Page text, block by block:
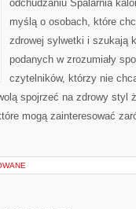
odchudzaniu Spalarnia
myślą o osobach, które
zdrowej sylwetki i szukają
podanych w zrozumiały
czytelników, którzy nie
spojrzeć na zdrowy styl
mogą zainteresować